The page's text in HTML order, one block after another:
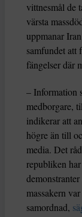
vittnesmål de
värsta
uppmanar
samfundet att
fängelser där
– Information
medborgare,
indikerar att
högre än till
media. Det
republiken
massakern
samordnad,